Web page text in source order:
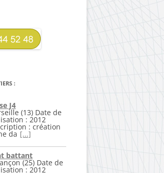
:
J4
(13) Date de
: 2012
: création
da [...]
battant
(25) Date de
: 2012